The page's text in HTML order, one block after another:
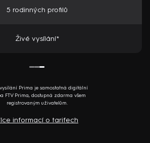
5 rodinných profilů
Živé vysílání*
Prima je samostatná digitální
FTV Prima, dostupná zdarma všem
registrovaným uživatelům.
informací o tarifech